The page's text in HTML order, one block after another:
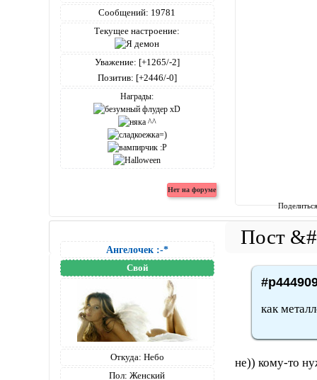
Сообщений: 19781
Текущее настроение:
Уважение: [+1265/-2]
Позитив: [+2446/-0]
Награды:
Ангелочек :-*
Свой
Откуда: Небо
Пол: Женский
как
не)) кому-то